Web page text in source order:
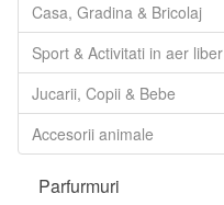
Casa, Gradina & Bricolaj
Sport & Activitati in aer liber
Jucarii, Copii & Bebe
Accesorii animale
Parfurmuri